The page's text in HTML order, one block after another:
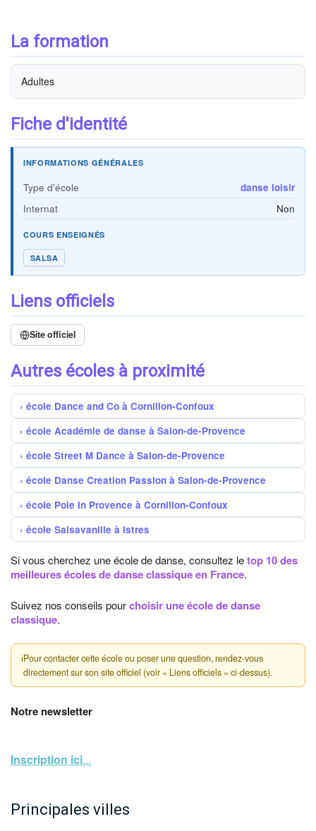
La formation
Adultes
Fiche d'identité
INFORMATIONS GÉNÉRALES
Type d'école
danse loisir
Internat
Non
COURS ENSEIGNÉS
SALSA
Liens officiels
Site officiel
Autres écoles à proximité
école Dance and Co à Cornillon-Confoux
école Académie de danse à Salon-de-Provence
école Street M Dance à Salon-de-Provence
école Danse Creation Passion à Salon-de-Provence
école Pole In Provence à Cornillon-Confoux
école Salsavanille à Istres
Si vous cherchez une école de danse, consultez letop 10 des
meilleures écoles de danse classique en France.
Suivez nos conseils pourchoisir une école de danse
classique.
ℹPour contacter cette école ou poser une question, rendez-vous
directement sur son site officiel (voir « Liens officiels » ci-dessus).
Notre newsletter
Inscription ici...
Principales villes